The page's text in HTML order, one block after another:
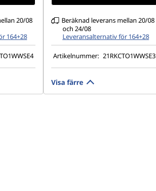
20/08
164+28
Beräknad leverans mellan 20/08
och 24/08
Leveransalternativ för 164+28
Artikelnummer: 21RKCTO1WWSE3
Visa färre